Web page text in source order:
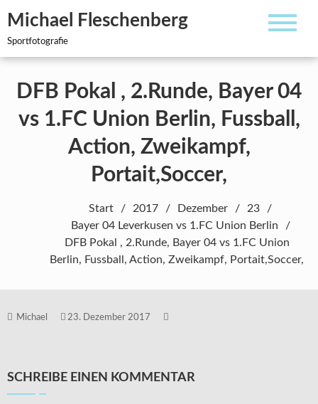
Inhalt
springen
Michael Fleschenberg
Sportfotografie
DFB Pokal , 2.Runde, Bayer 04
vs 1.FC Union Berlin, Fussball,
Action, Zweikampf,
Portait,Soccer,
Start 2017 Dezember
23
Bayer 04 Leverkusen vs 1.FC Union Berlin
DFB Pokal , 2.Runde, Bayer 04 vs 1.FC Union
Berlin, Fussball, Action, Zweikampf, Portait,Soccer,
Michael 23. Dezember 2017
SCHREIBE EINEN KOMMENTAR